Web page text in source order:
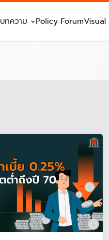
บทความ Policy ForumVisual